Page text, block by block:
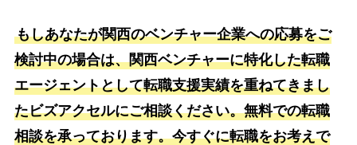
もしあなたが関西のベンチャー企業への応募をご
検討中の場合は、関西ベンチャーに特化した転職
エージェントとして転職支援実績を重ねてきまし
たビズアクセルにご相談ください。無料での転職
相談を承っております。今すぐに転職をお考えで